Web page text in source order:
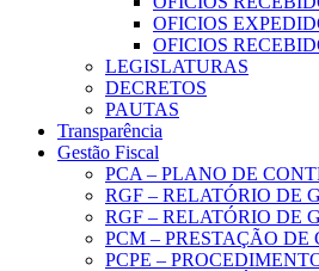
OFICIOS
OFICIOS
LEGISLATURAS
DECRETOS
PAUTAS
Transparência
Gestão Fiscal
PCA – PLANO DE
RGF – RELATÓRIO DE
RGF – RELATÓRIO DE
PCM – PRESTAÇÃO DE
PCPE –